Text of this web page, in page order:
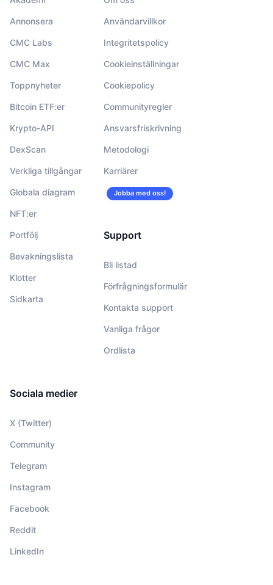
Annonsera
CMC Labs
CMC Max
Toppnyheter
Bitcoin ETF:er
Krypto-API
DexScan
Verkliga tillgångar
Globala diagram
NFT:er
Portfölj
Bevakningslista
Klotter
Sidkarta
Användarvillkor
Integritetspolicy
Cookieinställningar
Cookiepolicy
Communityregler
Ansvarsfriskrivning
Metodologi
Karriärer
Jobba med oss!
Support
Bli listad
Förfrågningsformulär
Kontakta support
Vanliga frågor
Ordlista
Sociala medier
X (Twitter)
Community
Telegram
Instagram
Facebook
Reddit
LinkedIn